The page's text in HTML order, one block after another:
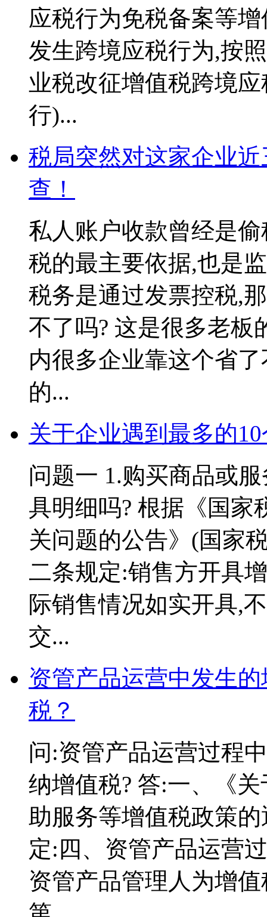
应税行为免税备案等
发生跨境应税行为,按
业税改征增值税跨境
行)...
税局突然对这家企业
查！
私人账户收款曾经是
税的最主要依据,也是
税务是通过发票控税,
不了吗? 这是很多老板
内很多企业靠这个省
的...
关于企业遇到最多的
问题一 1.购买商品或
具明细吗? 根据《国家
关问题的公告》(国家
二条规定:销售方开具
际销售情况如实开具,
交...
资管产品运营中发生
税？
问:资管产品运营过程
纳增值税? 答:一、《
助服务等增值税政策
定:四、资管产品运营
资管产品管理人为增